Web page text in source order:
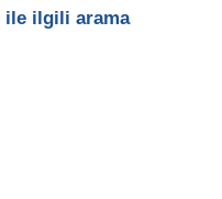
ile ilgili arama